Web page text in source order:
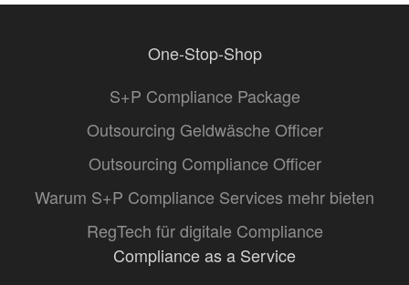
One-Stop-Shop
S+P Compliance Package
Outsourcing Geldwäsche Officer
Outsourcing Compliance Officer
Warum S+P Compliance Services mehr bieten
RegTech für digitale Compliance
Compliance as a Service